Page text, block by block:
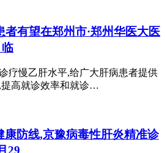
者有望在郑州市·郑州华医大医
疗慢乙肝水平,给广大肝病患者提供
高就诊效率和就诊…
康防线,京豫病毒性肝炎精准诊
29